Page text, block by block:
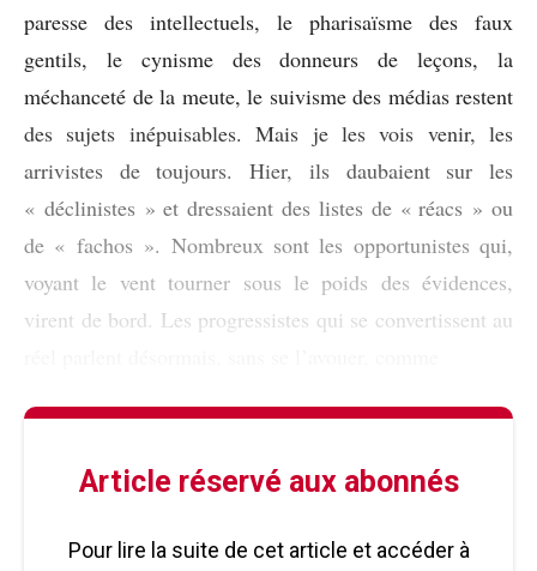
paresse des intellectuels, le pharisaïsme des faux
gentils, le cynisme des donneurs de leçons, la
méchanceté de la meute, le suivisme des médias restent
des sujets inépuisables. Mais je les vois venir, les
arrivistes de toujours. Hier, ils daubaient sur les
« déclinistes » et dressaient des listes de « réacs » ou
de « fachos ». Nombreux sont les opportunistes qui,
voyant le vent tourner sous le poids des évidences,
virent de bord. Les progressistes qui se convertissent au
Article réservé aux abonnés
Pour lire la suite de cet article et accéder à